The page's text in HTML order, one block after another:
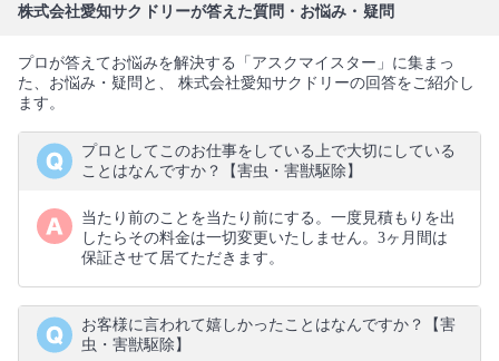
株式会社愛知サクドリーが答えた質問・お悩み・疑問
プロが答えてお悩みを解決する「アスクマイスター」に集まっ
た、お悩み・疑問と、 株式会社愛知サクドリーの回答をご紹介し
ます。
プロとしてこのお仕事をしている上で大切にしている
ことはなんですか？【害虫・害獣駆除】
当たり前のことを当たり前にする。一度見積もりを出
したらその料金は一切変更いたしません。3ヶ月間は
保証させて居てただきます。
お客様に言われて嬉しかったことはなんですか？【害
虫・害獣駆除】